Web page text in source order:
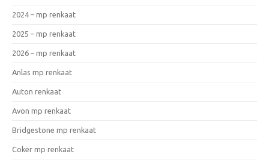
2024 – mp renkaat
2025 – mp renkaat
2026 – mp renkaat
Anlas mp renkaat
Auton renkaat
Avon mp renkaat
Bridgestone mp renkaat
Coker mp renkaat